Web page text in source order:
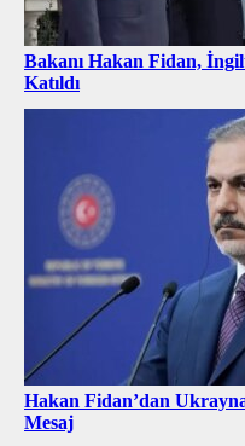
Bakanı Hakan Fidan,
Katıldı
Hakan Fidan’dan
Mesaj